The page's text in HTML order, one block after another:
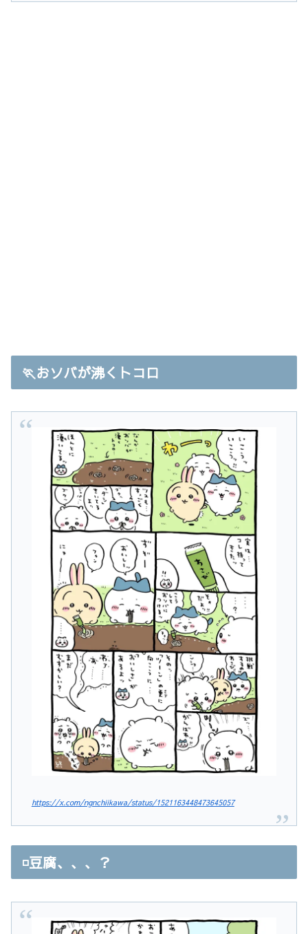
🏃おソバが沸くトコロ
https://x.com/ngnchiikawa/status/1521163448473645057
◽️豆腐、、、？